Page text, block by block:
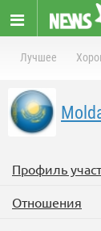
Лучшее
Профиль
Отношения